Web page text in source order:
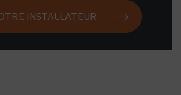
INSTALLATEUR